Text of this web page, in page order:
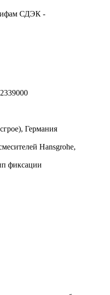
СДЭК -
Германия
Hansgrohe,
фиксации